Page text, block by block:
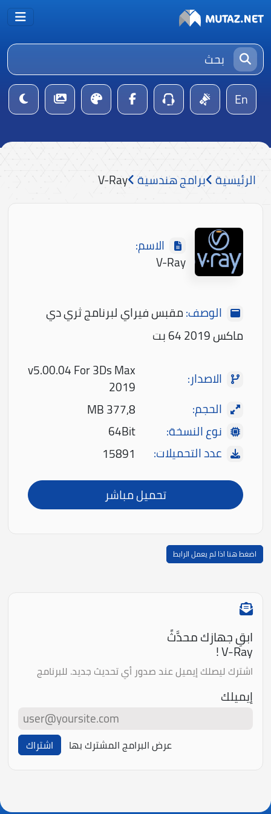
En
الرئيسية برامج هندسية V-Ray
الاسم:
V-Ray
الوصف:مقبس فيراي لبرنامج ثري دي
ماكس 2019 64 بت
الاصدار:
v5.00.04 For 3Ds Max
2019
الحجم:
377,8 MB
نوع النسخة:
64Bit
عدد التحميلات:
15891
تحميل مباشر
اضغط هنا اذا لم يعمل الرابط
ابقِ جهازك محدَّثً
V-Ray !
اشترك ليصلك إيميل عند صدور أي تحديث جديد. للبرنامج
إيميلك
عرض البرامج المشترك بها اشتراك